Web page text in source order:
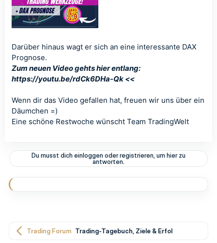
Darüber hinaus wagt er sich an eine interessante DAX
Prognose.
Zum neuen Video gehts hier entlang:
https://youtu.be/rdCk6DHa-Qk <<
Wenn dir das Video gefallen hat, freuen wir uns über ein
Däumchen =)
Eine schöne Restwoche wünscht Team TradingWelt
Du musst dich einloggen oder registrieren, um hier zu
antworten.
Trading Forum Trading-Tagebuch, Ziele & Erfolge